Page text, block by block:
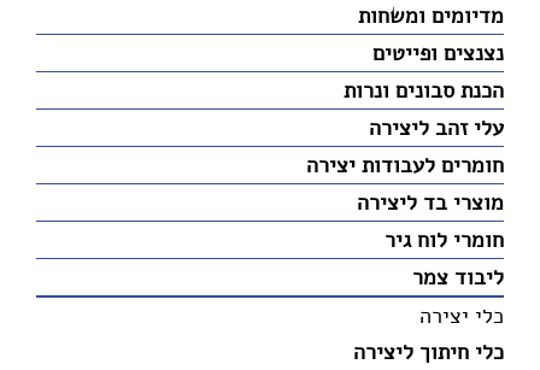
מדיומים ומשחות
נצנצים ופייטים
הכנת סבונים ונרות
עלי זהב ליצירה
חומרים לעבודות יצירה
מוצרי בד ליצירה
חומרי לוח גיר
ליבוד צמר
כלי יצירה
כלי חיתוך ליצירה